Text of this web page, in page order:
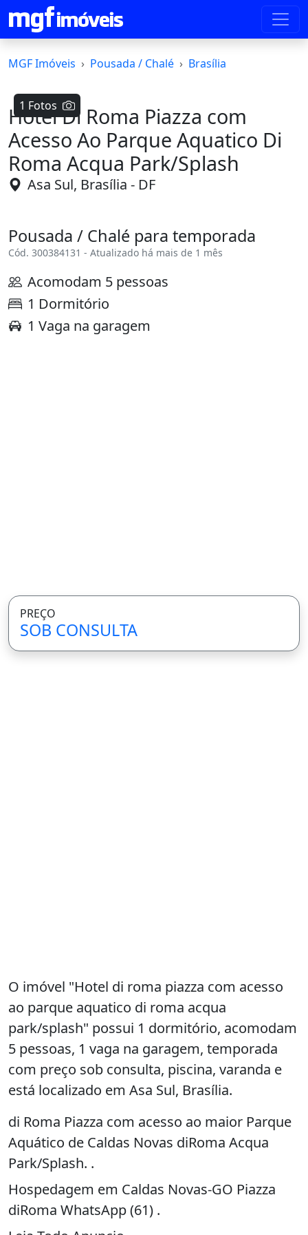
MGF Imóveis Pousada / Chalé Brasília
1 Fotos
Hotel Di Roma Piazza com
Acesso Ao Parque Aquatico Di
Roma Acqua Park/Splash
Asa Sul, Brasília - DF
Pousada / Chalé para temporada
Cód. 300384131 - Atualizado há mais de 1 mês
Acomodam 5 pessoas
1 Dormitório
1 Vaga na garagem
PREÇO
SOB CONSULTA
O imóvel "Hotel di roma piazza com acesso
ao parque aquatico di roma acqua
park/splash" possui 1 dormitório, acomodam
5 pessoas, 1 vaga na garagem, temporada
com preço sob consulta, piscina, varanda e
está localizado em Asa Sul, Brasília.
di Roma Piazza com acesso ao maior Parque
Aquático de Caldas Novas diRoma Acqua
Park/Splash. .
Hospedagem em Caldas Novas-GO Piazza
diRoma WhatsApp (61) .